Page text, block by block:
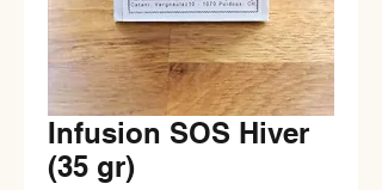
Infusion SOS Hiver
(35 gr)